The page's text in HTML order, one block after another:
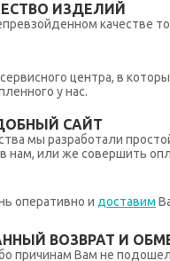
ИЗДЕЛИЙ
качестве
сервисного центра, в
у нас.
САЙТ
мы разработали
нам, или же совершить
оперативно и доставим
ВОЗВРАТ И
причинам Вам не